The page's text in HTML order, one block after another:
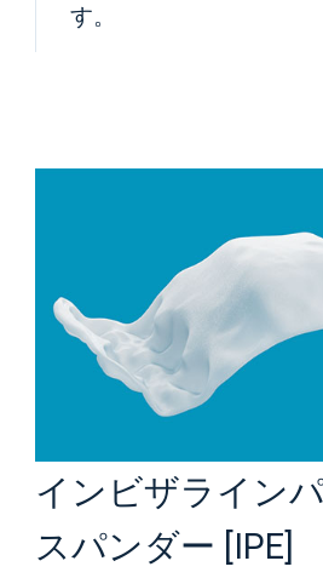
す。
インビザライン
スパンダー [IPE]